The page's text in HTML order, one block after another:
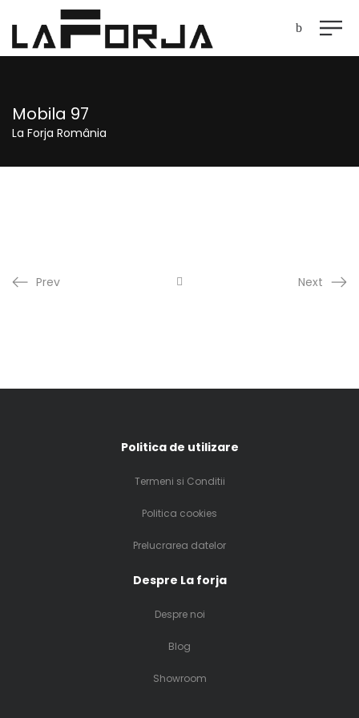
Mobila 97
La Forja România
Prev Next
Politica de utilizare
Termeni si Conditii
Politica cookies
Prelucrarea datelor
Despre La forja
Despre noi
Blog
Showroom